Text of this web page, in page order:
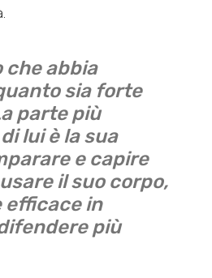
che abbia
sia forte
parte più
lui è la sua
e capire
il suo corpo,
efficace in
più